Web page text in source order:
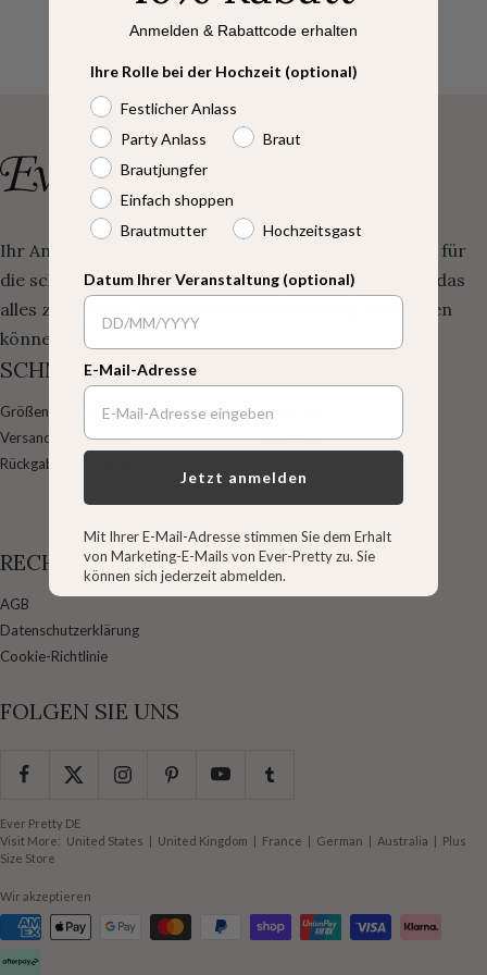
Ihr Anlaufpunkt, um wunderschön gefertigte Kleider für
die schönsten Momente des Lebens zu finden – und das
alles zu Preisen, mit denen Sie sich rundum wohlfühlen
können.
SCHNELLLINKS
Größentabelle / Maßnehmen
Versand & Lieferung
Rückgabe & Umtausch
Über uns
Kontakt
RECHTLICHES
AGB
Datenschutzerklärung
Cookie-Richtlinie
FOLGEN SIE UNS
Ever Pretty DE
Visit More: United States United Kingdom France German Australia
Plus
Size Store
Wir akzeptieren
Anmelden & Rabattcode erhalten
Ihre Rolle bei der Hochzeit (optional)
Festlicher Anlass
Party Anlass
Braut
Brautjungfer
Einfach shoppen
Brautmutter
Hochzeitsgast
Datum Ihrer Veranstaltung (optional)
E-Mail-Adresse
Jetzt anmelden
Mit Ihrer E-Mail-Adresse stimmen Sie dem Erhalt
von Marketing-E-Mails von Ever-Pretty zu. Sie
können sich jederzeit abmelden.